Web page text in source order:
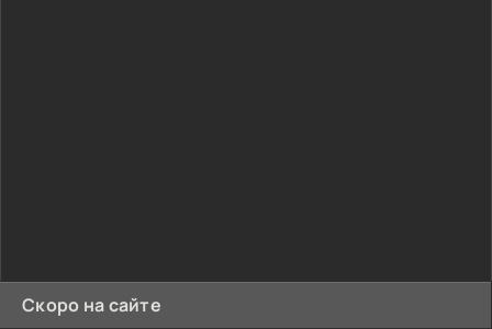
Скоро на сайте